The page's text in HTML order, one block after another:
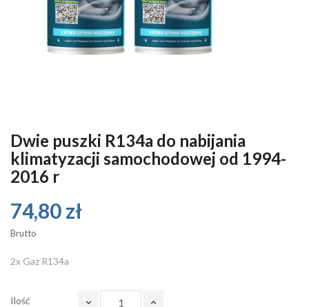
Dwie puszki R134a do nabijania
klimatyzacji samochodowej od 1994-
2016 r
74,80 zł
Brutto
2x Gaz R134a
Ilość